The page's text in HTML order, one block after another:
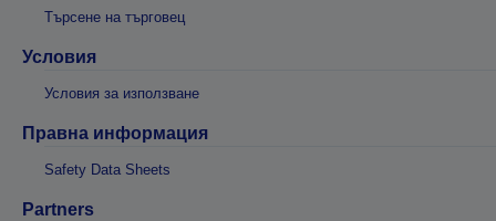
Търсене на търговец
Условия
Условия за използване
Правна информация
Safety Data Sheets
Partners